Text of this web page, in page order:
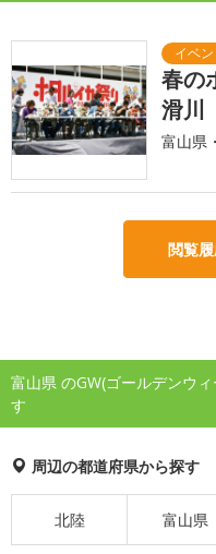
春の
滑川
富山県
閲覧
富山県 のGW(ゴールデンウ
す
周辺の都道府県から探す
北陸 富山県